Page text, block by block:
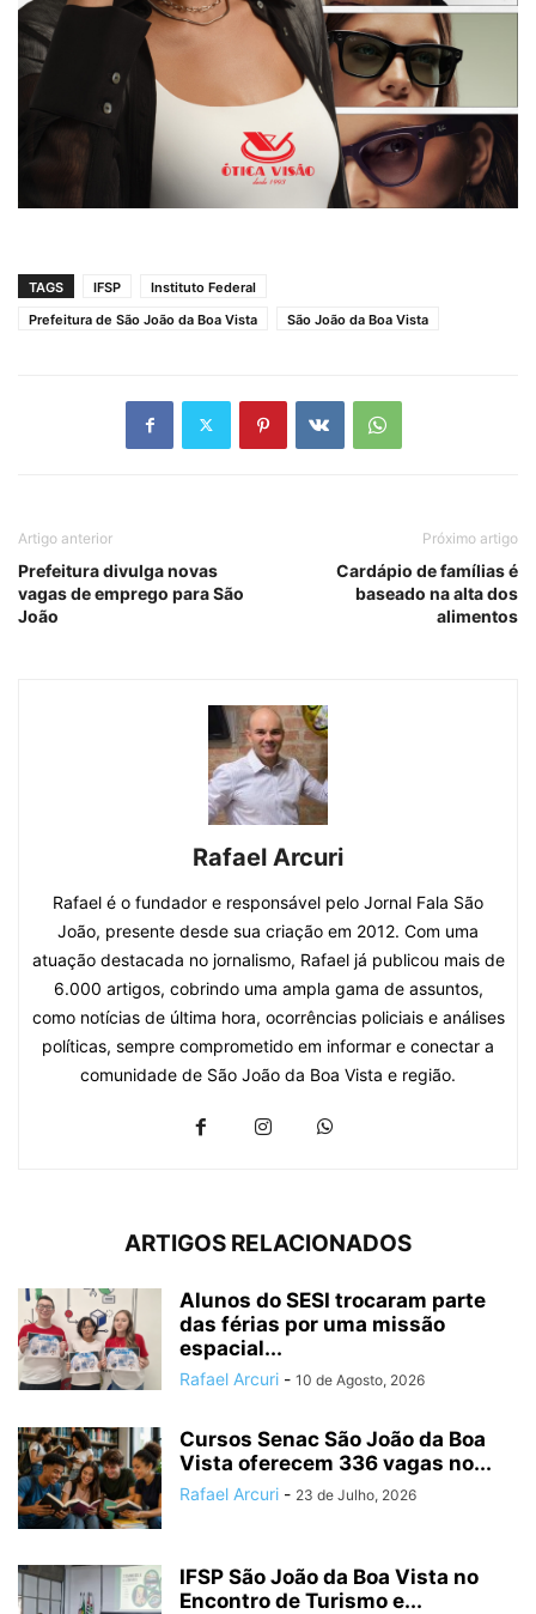
TAGS IFSP
Instituto Federal
Prefeitura de São João da Boa Vista
São João da Boa Vista
Artigo anterior
Prefeitura divulga novas
vagas de emprego para São
João
Próximo artigo
Cardápio de famílias é
baseado na alta dos
alimentos
Rafael Arcuri
Rafael é o fundador e responsável pelo Jornal Fala São
João, presente desde sua criação em 2012. Com uma
atuação destacada no jornalismo, Rafael já publicou mais de
6.000 artigos, cobrindo uma ampla gama de assuntos,
como notícias de última hora, ocorrências policiais e análises
políticas, sempre comprometido em informar e conectar a
comunidade de São João da Boa Vista e região.
ARTIGOS RELACIONADOS
Alunos do SESI trocaram parte
das férias por uma missão
espacial...
Rafael Arcuri - 10 de Agosto, 2026
Cursos Senac São João da Boa
Vista oferecem 336 vagas no...
Rafael Arcuri - 23 de Julho, 2026
IFSP São João da Boa Vista no
Encontro de Turismo e...